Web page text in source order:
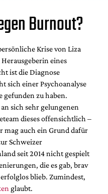
Burnout?
Krise von Liza
eines
ist die Diagnose
sich einer Psychoanalyse
gefunden zu haben.
sich sehr gelungenen
dieses offensichtlich –
mag auch ein Grund dafür
Schweizer
seit 2014 nicht gespielt
die es gab, brav
blieb. Zumindest,
glaubt.